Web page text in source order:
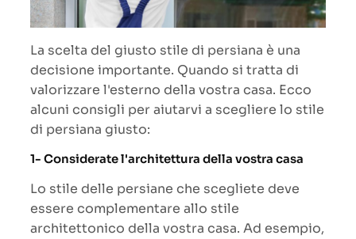
La scelta del giusto stile di persiana è una
decisione importante. Quando si tratta di
valorizzare l'esterno della vostra casa. Ecco
alcuni consigli per aiutarvi a scegliere lo stile
di persiana giusto:
1- Considerate l'architettura della vostra casa
Lo stile delle persiane che scegliete deve
essere complementare allo stile
architettonico della vostra casa. Ad esempio,